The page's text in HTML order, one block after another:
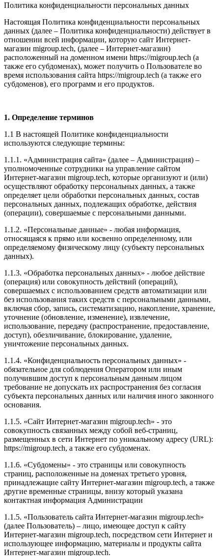
Политика конфиденциальности персональных данных
Настоящая Политика конфиденциальности персональных
данных (далее – Политика конфиденциальности) действует в
отношении всей информации, которую сайт Интернет-
магазин migroup.tech, (далее – Интернет-магазин)
расположенный на доменном имени https://migroup.tech (а
также его субдоменах), может получить о Пользователе во
время использования сайта https://migroup.tech (а также его
субдоменов), его программ и его продуктов.
1. Определение терминов
1.1 В настоящей Политике конфиденциальности
используются следующие термины:
1.1.1. «Администрация сайта» (далее – Администрация) –
уполномоченные сотрудники на управление сайтом
Интернет-магазин migroup.tech, которые организуют и (или)
осуществляют обработку персональных данных, а также
определяет цели обработки персональных данных, состав
персональных данных, подлежащих обработке, действия
(операции), совершаемые с персональными данными.
1.1.2. «Персональные данные» - любая информация,
относящаяся к прямо или косвенно определенному, или
определяемому физическому лицу (субъекту персональных
данных).
1.1.3. «Обработка персональных данных» - любое действие
(операция) или совокупность действий (операций),
совершаемых с использованием средств автоматизации или
без использования таких средств с персональными данными,
включая сбор, запись, систематизацию, накопление, хранение,
уточнение (обновление, изменение), извлечение,
использование, передачу (распространение, предоставление,
доступ), обезличивание, блокирование, удаление,
уничтожение персональных данных.
1.1.4. «Конфиденциальность персональных данных» -
обязательное для соблюдения Оператором или иным
получившим доступ к персональным данным лицом
требование не допускать их распространения без согласия
субъекта персональных данных или наличия иного законного
основания.
1.1.5. «Сайт Интернет-магазин migroup.tech» - это
совокупность связанных между собой веб-страниц,
размещенных в сети Интернет по уникальному адресу (URL):
https://migroup.tech, а также его субдоменах.
1.1.6. «Субдомены» - это страницы или совокупность
страниц, расположенные на доменах третьего уровня,
принадлежащие сайту Интернет-магазин migroup.tech, а также
другие временные страницы, внизу который указана
контактная информация Администрации
1.1.5. «Пользователь сайта Интернет-магазин migroup.tech»
(далее Пользователь) – лицо, имеющее доступ к сайту
Интернет-магазин migroup.tech, посредством сети Интернет и
использующее информацию, материалы и продукты сайта
Интернет-магазин migroup.tech.